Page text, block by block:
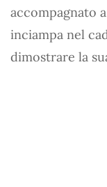
accompagnato
inciampa nel
dimostrare la